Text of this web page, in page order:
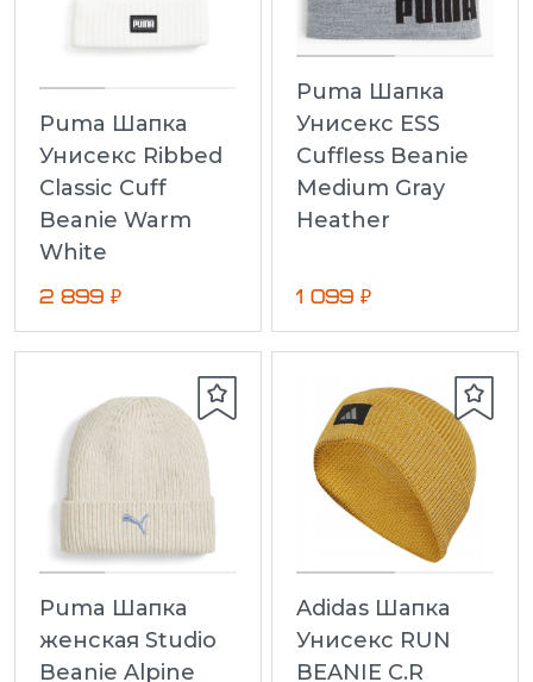
Puma Шапка
Унисекс Ribbed
Classic Cuff
Beanie Warm
White
2 899 ₽
Puma Шапка
Унисекс ESS
Cuffless Beanie
Medium Gray
Heather
1 099 ₽
Puma Шапка
женская Studio
Beanie Alpine
Adidas Шапка
Унисекс RUN
BEANIE C.R